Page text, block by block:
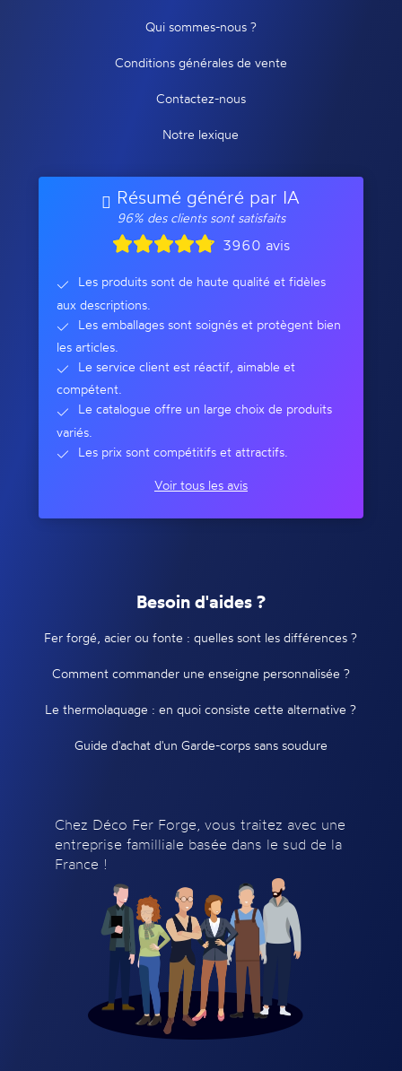
Qui sommes-nous ?
Conditions générales de vente
Contactez-nous
Notre lexique
Résumé généré par IA
96% des clients sont satisfaits
3960 avis
Les produits sont de haute qualité et fidèles
aux descriptions.
Les emballages sont soignés et protègent bien
les articles.
Le service client est réactif, aimable et
compétent.
Le catalogue offre un large choix de produits
variés.
Les prix sont compétitifs et attractifs.
Voir tous les avis
Besoin d'aides ?
Fer forgé, acier ou fonte : quelles sont les différences ?
Comment commander une enseigne personnalisée ?
Le thermolaquage : en quoi consiste cette alternative ?
Guide d'achat d'un Garde-corps sans soudure
Chez Déco Fer Forge, vous traitez avec une
entreprise familliale basée dans le sud de la
France !